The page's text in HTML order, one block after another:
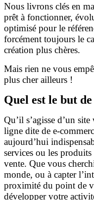
Nous livrons clés en
prêt à fonctionner,
optimisé pour le
forcément toujours le
création plus chères.
Mais rien ne vous
plus cher ailleurs !
Quel est le but
Qu’il s’agisse d’un
ligne dite de e-
aujourd’hui
services ou les
vente. Que vous
monde, ou à capter
proximité du point de
développer votre